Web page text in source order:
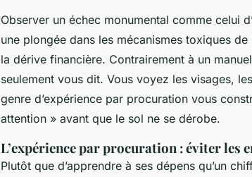
Observer un échec monumental comme celui
une plongée dans les mécanismes toxiques
la dérive financière. Contrairement à un
seulement vous dit. Vous voyez les visages,
genre d’expérience par procuration vous
attention » avant que le sol ne se dérobe.
L’expérience par procuration : éviter les
Plutôt que d’apprendre à ses dépens qu’un